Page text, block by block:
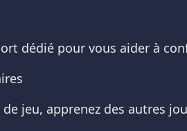
dédié pour vous aider à
jeu, apprenez des autres